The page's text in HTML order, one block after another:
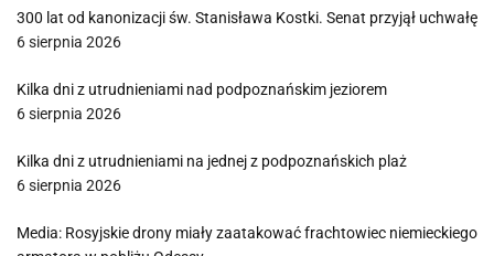
300 lat od kanonizacji św. Stanisława Kostki. Senat przyjął uchwałę
6 sierpnia 2026
Kilka dni z utrudnieniami nad podpoznańskim jeziorem
6 sierpnia 2026
Kilka dni z utrudnieniami na jednej z podpoznańskich plaż
6 sierpnia 2026
Media: Rosyjskie drony miały zaatakować frachtowiec niemieckiego